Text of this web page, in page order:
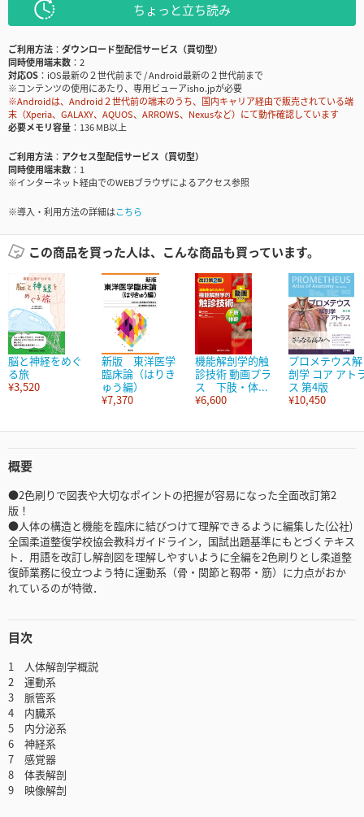
ちょっと立ち読み
ご利用方法
ダウンロード型配信サービス（買切型）
同時使用端末数
2
対応OS
iOS最新の２世代前まで / Android最新の２世代前まで
※コンテンツの使用にあたり、専用ビューアisho.jpが必要
※Androidは、Android２世代前の端末のうち、国内キャリア経由で販売されている端
末（Xperia、GALAXY、AQUOS、ARROWS、Nexusなど）にて動作確認しています
必要メモリ容量
136 MB以上
ご利用方法
アクセス型配信サービス（買切型）
同時使用端末数
1
※インターネット経由でのWEBブラウザによるアクセス参照
※導入・利用方法の詳細はこちら
この商品を買った人は、こんな商品も買っています。
脳と神経をめぐ
る旅
¥3,520
新版 東洋医学
臨床論（はりき
ゅう編）
¥7,370
機能解剖学的触
診技術 動画プラ
ス 下肢・体...
¥6,600
プロメテウス解
剖学 コア アト
ス 第4版
¥10,450
概要
●2色刷りで図表や大切なポイントの把握が容易になった全面改訂第2
版！
●人体の構造と機能を臨床に結びつけて理解できるように編集した(公社)
全国柔道整復学校協会教科ガイドライン，国試出題基準にもとづくテキス
ト．用語を改訂し解剖図を理解しやすいように全編を2色刷りとし柔道整
復師業務に役立つよう特に運動系（骨・関節と靱帯・筋）に力点がおか
れているのが特徴．
目次
1 人体解剖学概説
2 運動系
3 脈管系
4 内臓系
5 内分泌系
6 神経系
7 感覚器
8 体表解剖
9 映像解剖